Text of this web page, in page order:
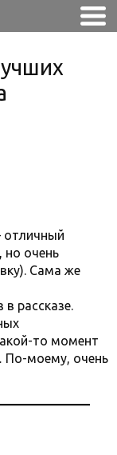
отличный
но очень
Сама же
рассказе.
то момент
По-моему, очень